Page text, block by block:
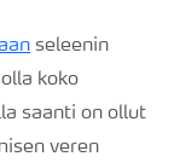
seleenin
koko
saanti on ollut
veren